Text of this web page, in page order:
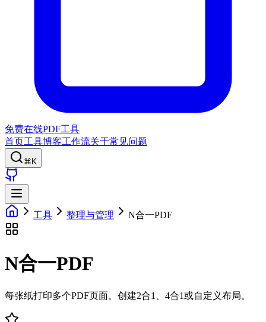
免费在线PDF工具
首页工具博客工作流关于常见问题
⌘K
工具 整理与管理 N合一PDF
N合一PDF
每张纸打印多个PDF页面。创建2合1、4合1或自定义布局。